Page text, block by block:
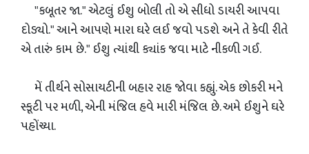
"કબૂતર જા." એટલું ઈશુ બોલી તો એ સીધો ડાયરી આપવા
દોડ્યો." આને આપણે મારા ઘરે લઈ જવો પડશે અને તે કેવી રીતે
એ તારું કામ છે." ઈશુ ત્યાંથી ક્યાંક જવા માટે નીકળી ગઈ.
મેં તીર્થને સોસાયટીની બહાર રાહ જોવા કહ્યું. એક છોકરી મને
સ્કૂટી પર મળી, એની મંજિલ હવે મારી મંજિલ છે. અમે ઈશુને ઘરે
પહોંચ્યા.